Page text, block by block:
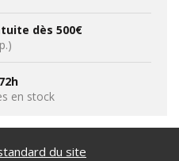
dès 500€
en stock
du site